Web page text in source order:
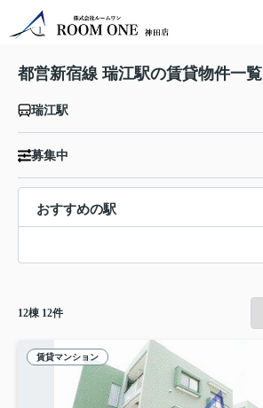
都営新宿線 瑞江駅の賃貸物件一覧
瑞江駅
募集中
おすすめの駅
12棟 12件
賃貸マンション